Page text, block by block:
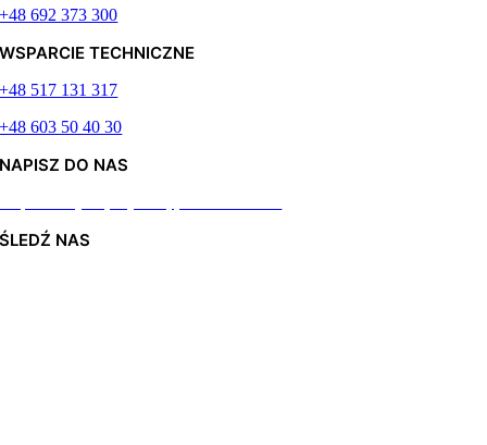
+48 692 373 300
WSPARCIE TECHNICZNE
+48 517 131 317
+48 603 50 40 30
NAPISZ DO NAS
ŚLEDŹ NAS